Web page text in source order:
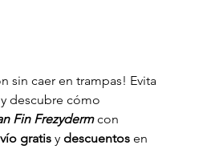
sin caer en trampas! Evita
descubre cómo
Fin Frezyderm con
gratis y descuentos en